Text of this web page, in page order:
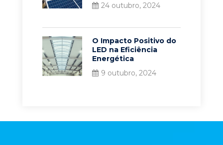
24 outubro, 2024
O Impacto Positivo do
LED na Eficiência
Energética
9 outubro, 2024